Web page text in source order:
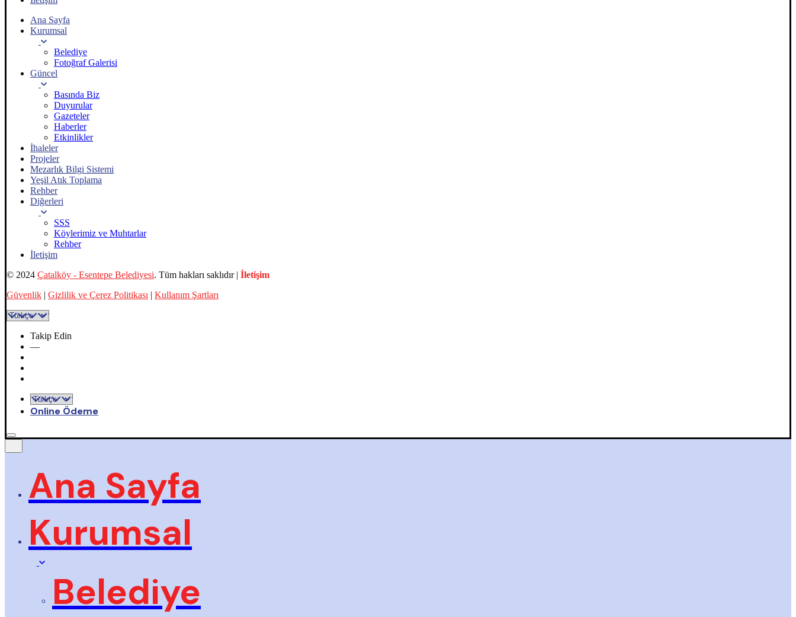
Ana Sayfa
Kurumsal
Belediye
Fotoğraf Galerisi
Güncel
Basında Biz
Duyurular
Gazeteler
Haberler
Etkinlikler
İhaleler
Projeler
Mezarlık Bilgi Sistemi
Yeşil Atık Toplama
Rehber
Diğerleri
SSS
Köylerimiz ve Muhtarlar
Rehber
İletişim
© 2024 Çatalköy - Esentepe Belediyesi. Tüm hakları saklıdır | İletişim
Güvenlik | Gizlilik ve Çerez Politikası | Kullanım Şartları
Takip Edin
—
Online Ödeme
Ana Sayfa
Kurumsal
Belediye